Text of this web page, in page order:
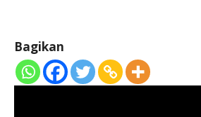
Bagikan